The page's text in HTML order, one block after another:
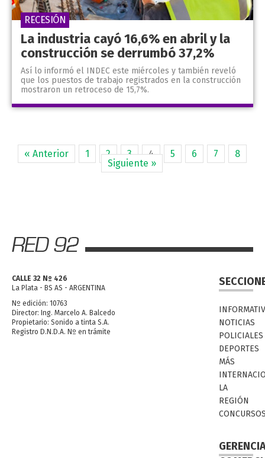
La industria cayó 16,6% en abril y la
construcción se derrumbó 37,2%
Así lo informó el INDEC este miércoles y también reveló
que los puestos de trabajo registrados en la construcción
mostraron un retroceso de 15,7%.
RECESIÓN
« Anterior 1 2 3 4 5 6 7
8
Siguiente »
CALLE 32 Nº 426
La Plata - BS AS - ARGENTINA
Nº edición: 10763
Director: Ing. Marcelo A. Balcedo
Propietario: Sonido a tinta S.A.
Registro D.N.D.A. Nº en trámite
NOTICIAS
POLICIALES
DEPORTES
MÁS
LA
REGIÓN